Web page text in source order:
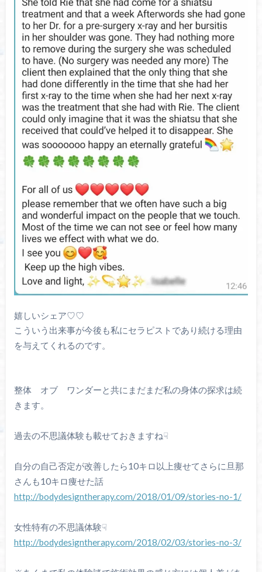
嬉しいシェア♡♡
こういう出来事が今後も私にセラピストであり続ける理由
を与えてくれるのです。
整体 オブ ワンダーと共にまだまだ私の身体の探求は続
きます。
過去の不思議体験も載せておきますね☟
自分の自己否定が改善したら10キロ以上痩せてさらに旦那
さんも10キロ痩せた話
http://bodydesigntherapy.com/2018/01/09/stories-no-1/
女性特有の不思議体験☟
http://bodydesigntherapy.com/2018/02/03/stories-no-3/